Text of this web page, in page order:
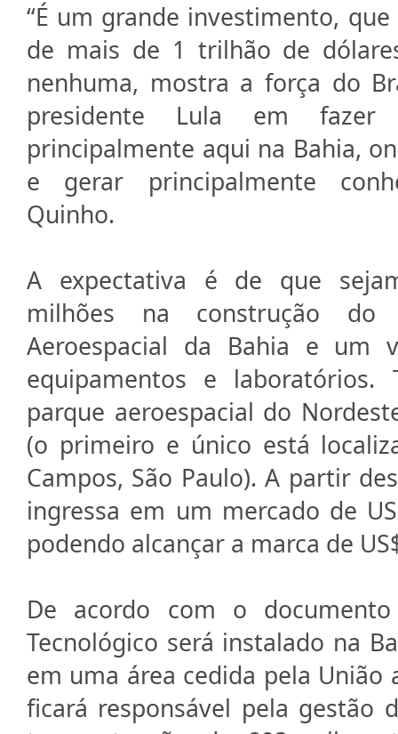
“É um grande investimento,
de mais de 1 trilhão de
nenhuma, mostra a força do
presidente Lula em fazer
principalmente aqui na Bahia,
e gerar principalmente
Quinho.
A expectativa é de que
milhões na construção do
Aeroespacial da Bahia e um
equipamentos e laboratórios.
parque aeroespacial do
(o primeiro e único está
Campos, São Paulo). A partir
ingressa em um mercado de
podendo alcançar a marca de
De acordo com o
Tecnológico será instalado na
em uma área cedida pela União
ficará responsável pela gestão